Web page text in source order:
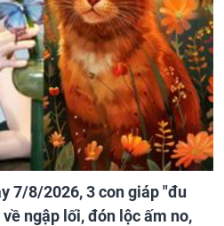
7/8/2026, 3 con giáp "đu
ngập lối, đón lộc ấm no,